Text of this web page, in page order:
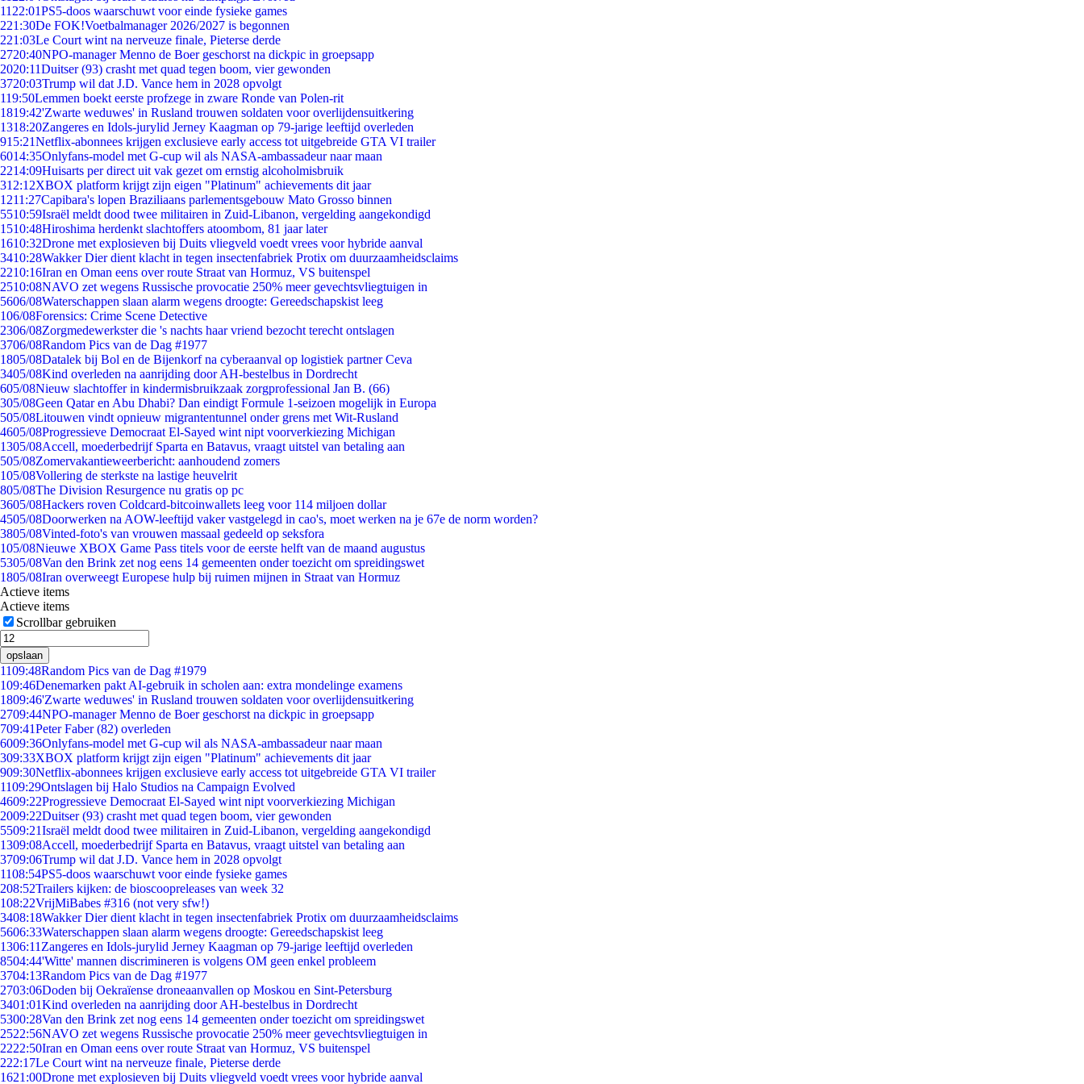
11 22:01PS5-doos waarschuwt voor einde fysieke games
221:30De FOK!Voetbalmanager 2026/2027 is begonnen
221:03Le Court wint na nerveuze finale, Pieterse derde
2720:40NPO-manager Menno de Boer geschorst na dickpic in groepsapp
2020:11Duitser (93) crasht met quad tegen boom, vier gewonden
3720:03Trump wil dat J.D. Vance hem in 2028 opvolgt
119:50Lemmen boekt eerste profzege in zware Ronde van Polen-rit
1819:42'Zwarte weduwes' in Rusland trouwen soldaten voor overlijdensuitkering
1318:20Zangeres en Idols-jurylid Jerney Kaagman op 79-jarige leeftijd overleden
915:21Netflix-abonnees krijgen exclusieve early access tot uitgebreide GTA VI trailer
6014:35Onlyfans-model met G-cup wil als NASA-ambassadeur naar maan
2214:09Huisarts per direct uit vak gezet om ernstig alcoholmisbruik
312:12XBOX platform krijgt zijn eigen "Platinum" achievements dit jaar
1211:27Capibara's lopen Braziliaans parlementsgebouw Mato Grosso binnen
5510:59Israël meldt dood twee militairen in Zuid-Libanon, vergelding aangekondigd
1510:48Hiroshima herdenkt slachtoffers atoombom, 81 jaar later
1610:32Drone met explosieven bij Duits vliegveld voedt vrees voor hybride aanval
3410:28Wakker Dier dient klacht in tegen insectenfabriek Protix om duurzaamheidsclaims
2210:16Iran en Oman eens over route Straat van Hormuz, VS buitenspel
2510:08NAVO zet wegens Russische provocatie 250% meer gevechtsvliegtuigen in
5606/08Waterschappen slaan alarm wegens droogte: Gereedschapskist leeg
106/08Forensics: Crime Scene Detective
2306/08Zorgmedewerkster die 's nachts haar vriend bezocht terecht ontslagen
3706/08Random Pics van de Dag #1977
1805/08Datalek bij Bol en de Bijenkorf na cyberaanval op logistiek partner Ceva
3405/08Kind overleden na aanrijding door AH-bestelbus in Dordrecht
605/08Nieuw slachtoffer in kindermisbruikzaak zorgprofessional Jan B. (66)
305/08Geen Qatar en Abu Dhabi? Dan eindigt Formule 1-seizoen mogelijk in Europa
505/08Litouwen vindt opnieuw migrantentunnel onder grens met Wit-Rusland
4605/08Progressieve Democraat El-Sayed wint nipt voorverkiezing Michigan
1305/08Accell, moederbedrijf Sparta en Batavus, vraagt uitstel van betaling aan
505/08Zomervakantieweerbericht: aanhoudend zomers
105/08Vollering de sterkste na lastige heuvelrit
805/08The Division Resurgence nu gratis op pc
3605/08Hackers roven Coldcard-bitcoinwallets leeg voor 114 miljoen dollar
4505/08Doorwerken na AOW-leeftijd vaker vastgelegd in cao's, moet werken na je 67e de norm worden?
3805/08Vinted-foto's van vrouwen massaal gedeeld op seksfora
105/08Nieuwe XBOX Game Pass titels voor de eerste helft van de maand augustus
5305/08Van den Brink zet nog eens 14 gemeenten onder toezicht om spreidingswet
1805/08Iran overweegt Europese hulp bij ruimen mijnen in Straat van Hormuz
Actieve items
Actieve items
Scrollbar gebruiken
opslaan
1109:48Random Pics van de Dag #1979
109:46Denemarken pakt AI-gebruik in scholen aan: extra mondelinge examens
1809:46'Zwarte weduwes' in Rusland trouwen soldaten voor overlijdensuitkering
2709:44NPO-manager Menno de Boer geschorst na dickpic in groepsapp
709:41Peter Faber (82) overleden
6009:36Onlyfans-model met G-cup wil als NASA-ambassadeur naar maan
309:33XBOX platform krijgt zijn eigen "Platinum" achievements dit jaar
909:30Netflix-abonnees krijgen exclusieve early access tot uitgebreide GTA VI trailer
1109:29Ontslagen bij Halo Studios na Campaign Evolved
4609:22Progressieve Democraat El-Sayed wint nipt voorverkiezing Michigan
2009:22Duitser (93) crasht met quad tegen boom, vier gewonden
5509:21Israël meldt dood twee militairen in Zuid-Libanon, vergelding aangekondigd
1309:08Accell, moederbedrijf Sparta en Batavus, vraagt uitstel van betaling aan
3709:06Trump wil dat J.D. Vance hem in 2028 opvolgt
1108:54PS5-doos waarschuwt voor einde fysieke games
208:52Trailers kijken: de bioscoopreleases van week 32
108:22VrijMiBabes #316 (not very sfw!)
3408:18Wakker Dier dient klacht in tegen insectenfabriek Protix om duurzaamheidsclaims
5606:33Waterschappen slaan alarm wegens droogte: Gereedschapskist leeg
1306:11 Zangeres en Idols-jurylid Jerney Kaagman op 79-jarige leeftijd overleden
8504:44'Witte' mannen discrimineren is volgens OM geen enkel probleem
3704:13Random Pics van de Dag #1977
2703:06Doden bij Oekraïense droneaanvallen op Moskou en Sint-Petersburg
3401:01Kind overleden na aanrijding door AH-bestelbus in Dordrecht
5300:28Van den Brink zet nog eens 14 gemeenten onder toezicht om spreidingswet
2522:56NAVO zet wegens Russische provocatie 250% meer gevechtsvliegtuigen in
2222:50Iran en Oman eens over route Straat van Hormuz, VS buitenspel
222:17Le Court wint na nerveuze finale, Pieterse derde
1621:00Drone met explosieven bij Duits vliegveld voedt vrees voor hybride aanval